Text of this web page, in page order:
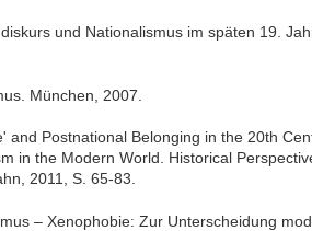
und Nationalismus im späten 19.
München, 2007.
Postnational Belonging in the 20th
in the Modern World. Historical
2011, S. 65-83.
– Xenophobie: Zur Unterscheidung